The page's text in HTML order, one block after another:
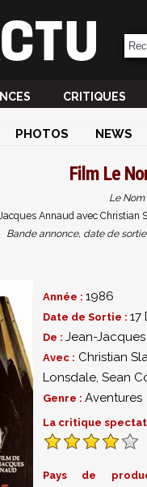
CRITIQUES
PHOTOS NEWS
Film Le
Le
Annaud avec Christian
Bande annonce, date de
Année : 1986
Date de Sortie : 17
De : Jean-
Avec : Christian
Lonsdale, Sean
Genre : Aventures
La critique
Pays de